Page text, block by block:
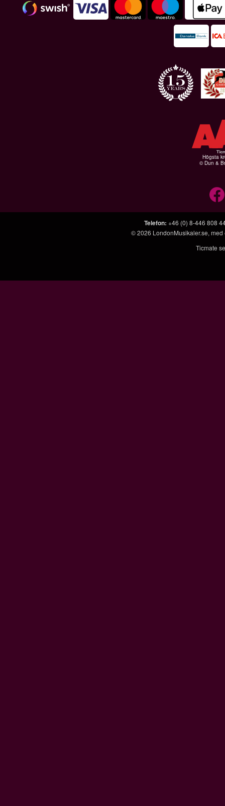
Högsta
© Dun &
Telefon: +46 (0) 8-446 808
© 2026 LondonMusikaler.se,
Ticmate